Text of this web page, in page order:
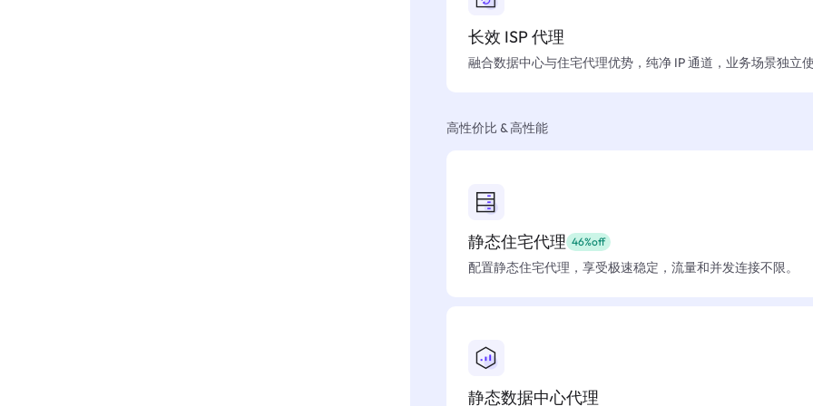
长效 ISP 代理
融合数据中心与住宅代理优势，纯净 IP 通道，业务场景独立
高性价比 & 高性能
静态住宅代理 46%off
配置静态住宅代理，享受极速稳定，流量和并发连接不限。
静态数据中心代理